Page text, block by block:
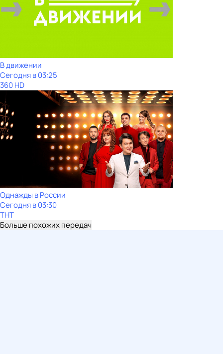
В движении
Сегодня в 03:25
360 HD
Однажды в России
Сегодня в 03:30
ТНТ
Больше похожих передач